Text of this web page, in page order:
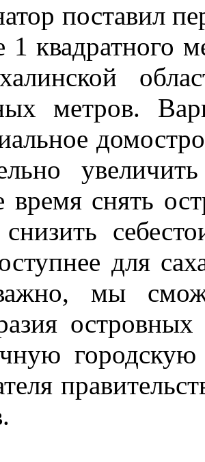
поставил
1 квадратного
метров.
время снять
для
мы
городскую